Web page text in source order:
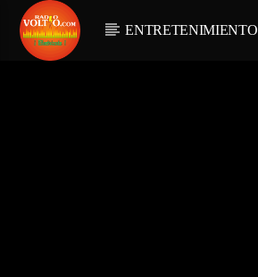
ENTRETENIMIENTO